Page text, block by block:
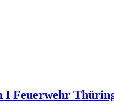
I Feuerwehr